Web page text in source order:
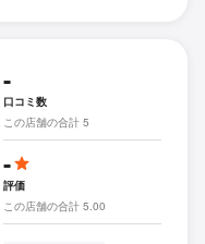
-
口コミ数
この店舗の合計 5
-
評価
この店舗の合計 5.00